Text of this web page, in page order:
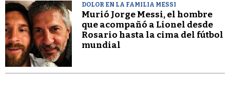
DOLOR EN LA FAMILIA MESSI
Murió Jorge Messi, el hombre
que acompañó a Lionel desde
Rosario hasta la cima del fútbol
mundial